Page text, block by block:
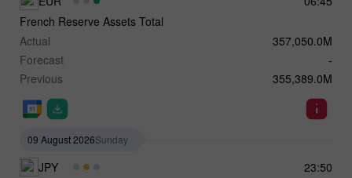
French Reserve Assets Total
Actual
357,050.0M
Forecast
-
Previous
355,389.0M
09 August 2026Sunday
23:50
JPY